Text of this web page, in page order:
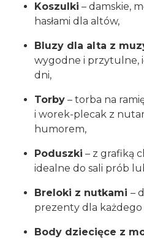
Koszulki – damskie,
hasłami dla altów,
Bluzy dla alta z
wygodne i przytulne,
dni,
Torby – torba na
i worek-plecak z
humorem,
Poduszki – z grafiką
idealne do sali prób
Breloki z nutkami –
prezenty dla
Body dziecięce z